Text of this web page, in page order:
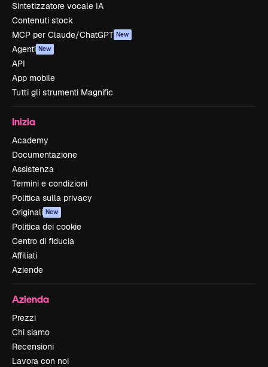
Sintetizzatore vocale IA
Contenuti stock
MCP per Claude/ChatGPT New
Agenti New
API
App mobile
Tutti gli strumenti Magnific
Inizia
Academy
Documentazione
Assistenza
Termini e condizioni
Politica sulla privacy
Originali New
Politica dei cookie
Centro di fiducia
Affiliati
Aziende
Azienda
Prezzi
Chi siamo
Recensioni
Lavora con noi